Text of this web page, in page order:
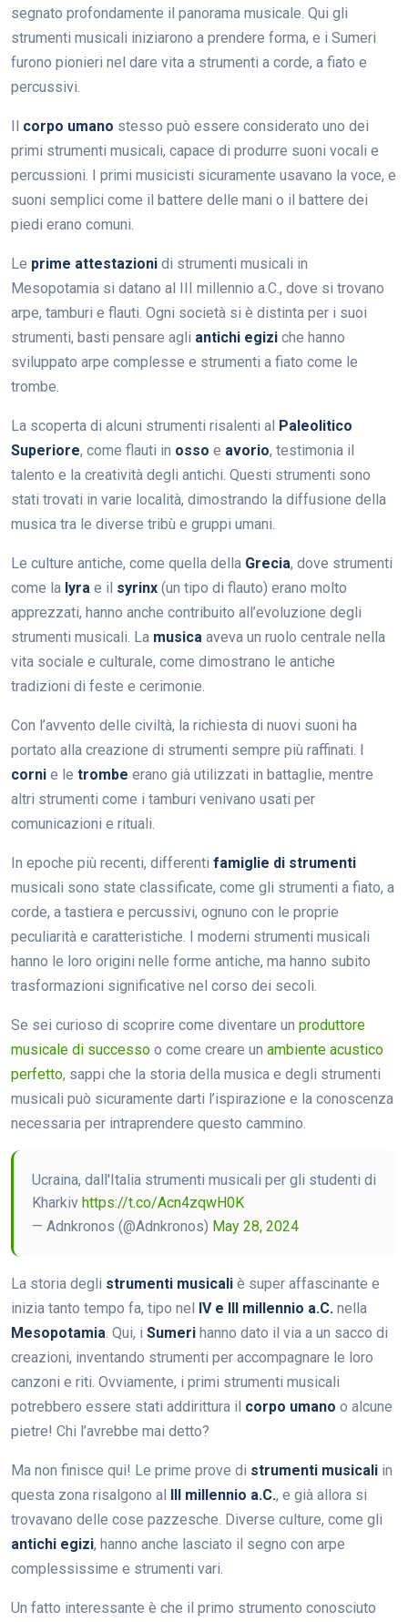
segnato profondamente il panorama musicale. Qui gli
strumenti musicali iniziarono a prendere forma, e i Sumeri
furono pionieri nel dare vita a strumenti a corde, a fiato e
percussivi.
corpo umano stesso può essere considerato uno dei
primi strumenti musicali, capace di produrre suoni vocali e
percussioni. I primi musicisti sicuramente usavano la voce, e
suoni semplici come il battere delle mani o il battere dei
piedi erano comuni.
Le prime attestazioni di strumenti musicali in
Mesopotamia si datano al III millennio a.C., dove si trovano
arpe, tamburi e flauti. Ogni società si è distinta per i suoi
strumenti, basti pensare agli antichi egizi che hanno
sviluppato arpe complesse e strumenti a fiato come le
trombe.
La scoperta di alcuni strumenti risalenti al Paleolitico
Superiore, come flauti in osso e avorio, testimonia il
talento e la creatività degli antichi. Questi strumenti sono
stati trovati in varie località, dimostrando la diffusione della
musica tra le diverse tribù e gruppi umani.
Le culture antiche, come quella della Grecia, dove strumenti
come la lyra e il syrinx (un tipo di flauto) erano molto
apprezzati, hanno anche contribuito all’evoluzione degli
strumenti musicali. La musica aveva un ruolo centrale nella
vita sociale e culturale, come dimostrano le antiche
tradizioni di feste e cerimonie.
Con l’avvento delle civiltà, la richiesta di nuovi suoni ha
portato alla creazione di strumenti sempre più raffinati. I
corni e le trombe erano già utilizzati in battaglie, mentre
altri strumenti come i tamburi venivano usati per
comunicazioni e rituali.
In epoche più recenti, differenti famiglie di strumenti
musicali sono state classificate, come gli strumenti a fiato, a
corde, a tastiera e percussivi, ognuno con le proprie
peculiarità e caratteristiche. I moderni strumenti musicali
hanno le loro origini nelle forme antiche, ma hanno subito
trasformazioni significative nel corso dei secoli.
Se sei curioso di scoprire come diventare un produttore
musicale di successo o come creare un ambiente acustico
perfetto, sappi che la storia della musica e degli strumenti
musicali può sicuramente darti l’ispirazione e la conoscenza
necessaria per intraprendere questo cammino.
Ucraina, dall'Italia strumenti musicali per gli studenti di
Kharkiv https://t.co/Acn4zqwH0K
— Adnkronos (@Adnkronos) May 28, 2024
La storia degli strumenti musicali è super affascinante e
inizia tanto tempo fa, tipo nel
IV e III millennio a.C. nella
Mesopotamia. Qui, i Sumeri hanno dato il via a un sacco di
creazioni, inventando strumenti per accompagnare le loro
canzoni e riti. Ovviamente, i primi strumenti musicali
potrebbero essere stati addirittura il corpo umano o alcune
pietre! Chi l’avrebbe mai detto?
Ma non finisce qui! Le prime prove di strumenti musicali in
questa zona risalgono al
III millennio a.C., e già allora si
trovavano delle cose pazzesche. Diverse culture, come gli
antichi egizi, hanno anche lasciato il segno con arpe
complessissime e strumenti vari.
Un fatto interessante è che il primo strumento conosciuto